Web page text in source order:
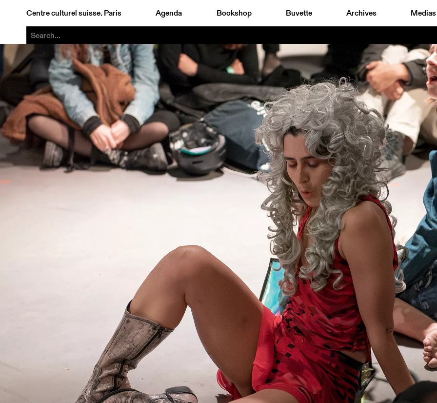
Centre culturel suisse. Paris Agenda Bookshop Buvette Archives Medias